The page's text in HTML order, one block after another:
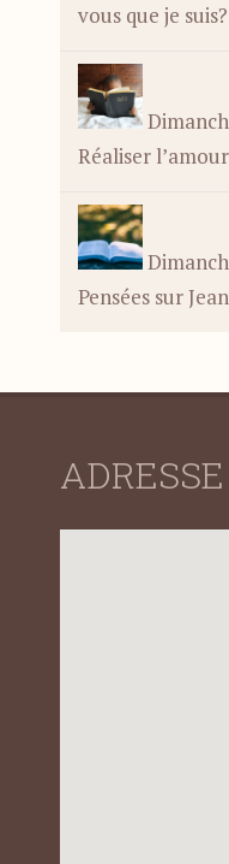
vous que je suis?
Réaliser
Pensées sur
ADRESSE